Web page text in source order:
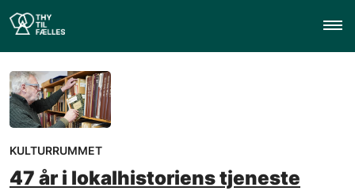
KULTURRUMMET
47 år i lokalhistoriens tjeneste